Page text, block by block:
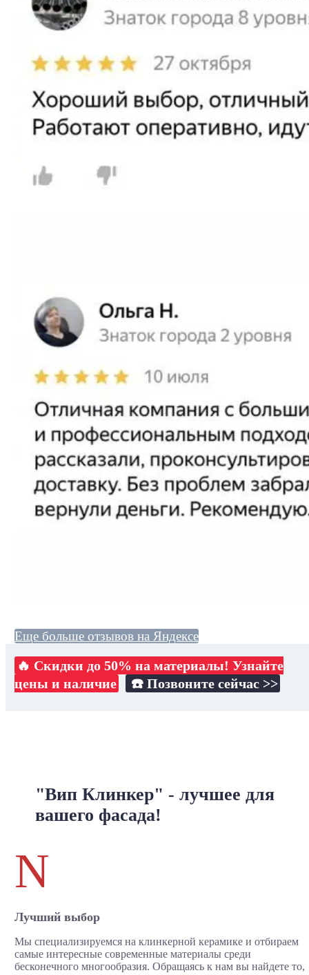
Еще больше отзывов на Яндексе
🔥 Скидки до 50% на материалы! Узнайте
цены и наличие
☎️ Позвоните сейчас >>
"Вип Клинкер" - лучшее для
вашего фасада!
N
Лучший выбор
Мы специализируемся на клинкерной керамике и отбираем
самые интересные современные материалы среди
бесконечного многообразия. Обращаясь к нам вы найдете то,